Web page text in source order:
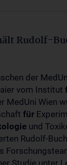
Rudolf-
der
vom Institut
MedUni Wien
für
und
Rudolf-
Studie unter